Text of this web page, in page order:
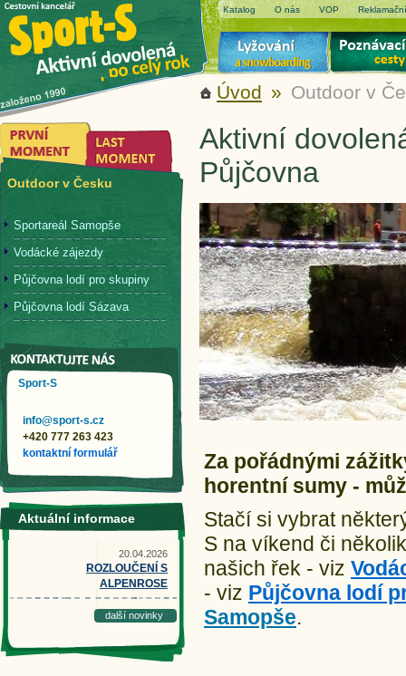
Katalog O nás VOP
Úvod » Outdoor v
Aktivní
Půjčovna
Za pořádnými
horentní sumy -
Stačí si vybrat
S na víkend či
našich řek - viz
- viz Půjčovna lodí
Samopše.
Outdoor v Česku
Sportareál Samopše
Vodácké zájezdy
Půjčovna lodí pro skupiny
Půjčovna lodí Sázava
Sport-S
info@sport-s.cz
+420 777 263 423
kontaktní formulář
Aktuální informace
20.04.2026
ROZLOUČENÍ S
ALPENROSE
další novinky